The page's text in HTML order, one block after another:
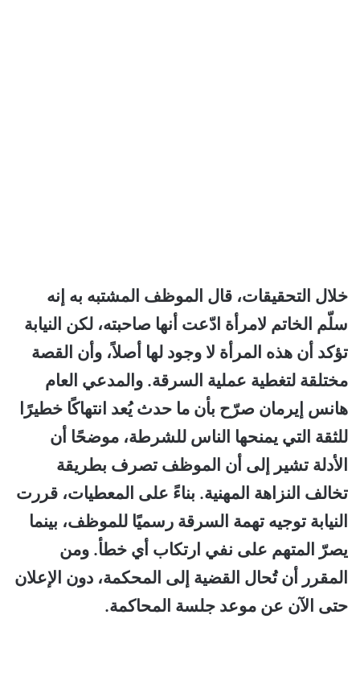
خلال التحقيقات، قال الموظف المشتبه به إنه
سلّم الخاتم لامرأة ادّعت أنها صاحبته، لكن النيابة
تؤكد أن هذه المرأة لا وجود لها أصلاً، وأن القصة
مختلقة لتغطية عملية السرقة. والمدعي العام
هانس إيرمان صرّح بأن ما حدث يُعد انتهاكًا خطيرًا
للثقة التي يمنحها الناس للشرطة، موضحًا أن
الأدلة تشير إلى أن الموظف تصرف بطريقة
تخالف النزاهة المهنية. بناءً على المعطيات، قررت
النيابة توجيه تهمة السرقة رسميًا للموظف، بينما
يصرّ المتهم على نفي ارتكاب أي خطأ. ومن
المقرر أن تُحال القضية إلى المحكمة، دون الإعلان
حتى الآن عن موعد جلسة المحاكمة.